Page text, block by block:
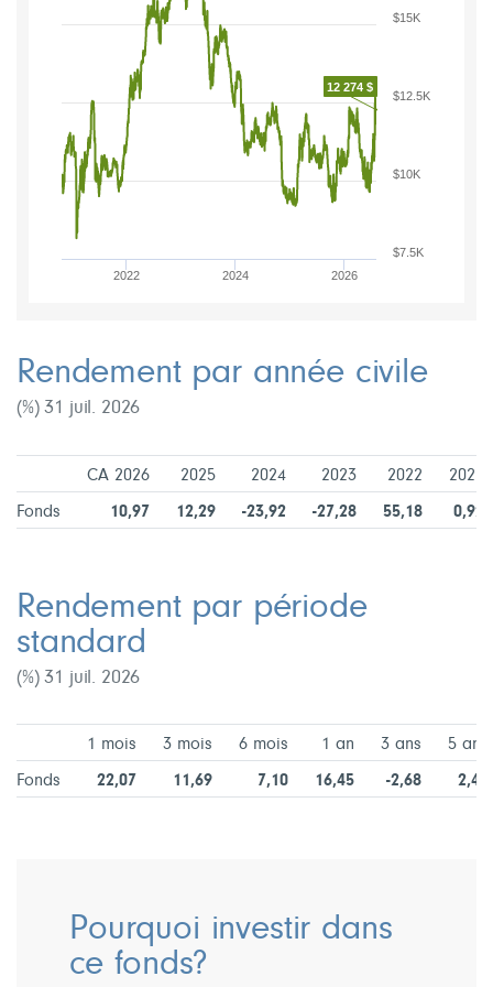
12 274 $
2022 2024 2026
$7.5K
$10K
$12.5K
$15K
Rendement par année civile
(%) 31 juil. 2026
CA 2026 2025 2024 2023 2022 2021
Fonds 10,97 12,29 -23,92 -27,28 55,18 0,92
Rendement par période
standard
(%) 31 juil. 2026
1 mois 3 mois 6 mois 1 an 3 ans 5 ans
Fonds 22,07 11,69 7,10 16,45 -2,68 2,45
Pourquoi investir dans
ce fonds?